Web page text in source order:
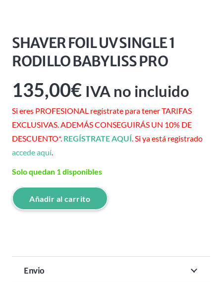
SHAVER FOIL UV SINGLE 1
RODILLO BABYLISS PRO
135,00€ IVA no incluido
Si eres PROFESIONAL regístrate para tener TARIFAS
EXCLUSIVAS. ADEMÁS CONSEGUIRÁS UN 10% DE
DESCUENTO*. REGÍSTRATE AQUÍ. Si ya está registrado
accede aquí.
Solo quedan 1 disponibles
SHAVER
RODILLO
Añadir al carrito
Envio